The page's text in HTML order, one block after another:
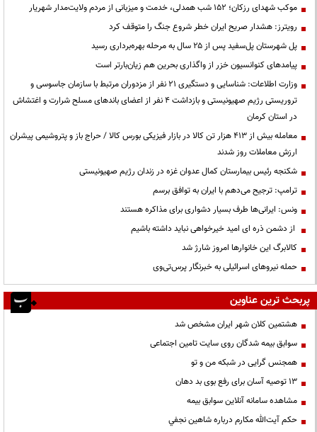
موکب شهدای رزکان؛ ۱۵۲ شب همدلی، خدمت و میزبانی از مردم ولایت‌مدار شهریار
رویترز: هشدار صریح ایران خطر شروع جنگ را متوقف کرد
پل شهرستان پل‌سفید پس از ۲۵ سال به مرحله بهره‌برداری رسید
پیامدهای کنوانسیون خزر از واگذاری بحرین هم زیان‌بارتر است
وزارت اطلاعات: شناسایی و دستگیری ۲۱ نفر از مزدوران مرتبط با سازمان جاسوسی و
تروریستی رژیم صهیونیستی و بازداشت ۴ نفر از اعضای باندهای مسلح شرارت و اغتشاش
در استان کرمان
معامله بیش از ۴۱۳ هزار تن کالا در بازار فیزیکی بورس کالا / حراج باز و پتروشیمی پیشران
ارزش معاملات روز شدند
شکنجه رئیس بیمارستان کمال عدوان غزه در زندان رژیم صهیونیستی
ترامپ: ترجیح می‌دهم با ایران به توافق برسم
ونس: ایرانی‌ها طرف بسیار دشواری برای مذاکره هستند
از دشمن ذره ای امید خیرخواهی نباید داشته باشیم
کالابرگ این خانوارها امروز شارژ شد
حمله نیروهای اسرائیلی به خبرنگار پرس‌تی‌وی
پربحث ترین عناوین
هشتمین کلان شهر ایران مشخص شد
سوابق بیمه شدگان روی سایت تامین اجتماعی
همجنس گرایی در شبکه من و تو
13 توصیه آسان برای رفع بوی بد دهان
مشاهده سامانه آنلاين سوابق بیمه
حكم آيت‌الله مكارم درباره شاهين نجفي